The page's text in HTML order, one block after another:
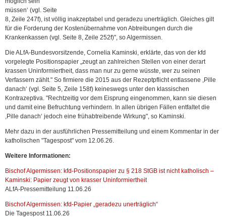
müssen‘ (vgl. Seite
8, Zeile 247f), ist völlig inakzeptabel und geradezu unerträglich. Gleiches gilt
für die Forderung der Kostenübernahme von Abtreibungen durch die
Krankenkassen (vgl. Seite 8, Zeile 252f)", so Algermissen.
Die ALfA-Bundesvorsitzende, Cornelia Kaminski, erklärte, das von der kfd
vorgelegte Positionspapier „zeugt an zahlreichen Stellen von einer derart
krassen Uninformiertheit, dass man nur zu gerne wüsste, wer zu seinen
Verfassern zählt." So firmiere die 2015 aus der Rezeptpflicht entlassene ,Pille
danach‘ (vgl. Seite 5, Zeile 158f) keineswegs unter den klassischen
Kontrazeptiva. "Rechtzeitig vor dem Eisprung eingenommen, kann sie diesen
und damit eine Befruchtung verhindern. In allen übrigen Fällen entfaltet die
,Pille danach‘ jedoch eine frühabtreibende Wirkung", so Kaminski.
Mehr dazu in der ausführlichen Pressemitteilung und einem Kommentar in der
katholischen "Tagespost" vom 12.06.26.
Weitere Informationen:
Bischof Algermissen: kfd-Positionspapier zu § 218 StGB ist nicht katholisch –
Kaminski: Papier zeugt von krasser Uninformiertheit
ALfA-Pressemitteilung 11.06.26
Bischof Algermissen: kfd-Papier „geradezu unerträglich“
Die Tagespost 11.06.26